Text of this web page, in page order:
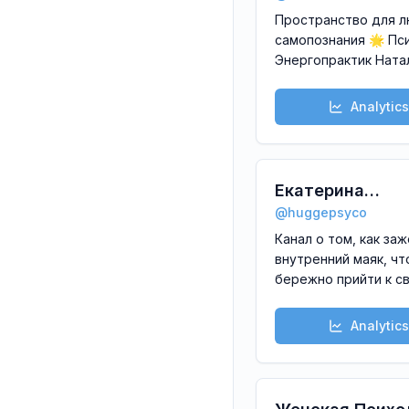
те
Пространство для
самопознания 🌟
Энергопрактик
Analytics
Екатерина
Пронина.Уютный
психолог
@huggepsyco
Канал о том, как
внутренний маяк,
бережно прийти к
\nНа связи я,
Пронина
Analytics